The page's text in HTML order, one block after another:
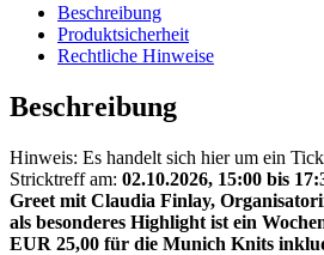
17:30
Beschreibung
Produktsicherheit
Rechtliche Hinweise
Beschreibung
Hinweis: Es handelt sich hier um ein
Stricktreff am: 02.10.2026, 15:00 bis
Greet mit Claudia Finlay,
als besonderes Highlight ist ein
EUR 25,00 für die Munich Knits